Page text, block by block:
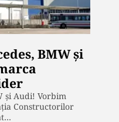
BMW și
și Audi! Vorbim
Constructorilor